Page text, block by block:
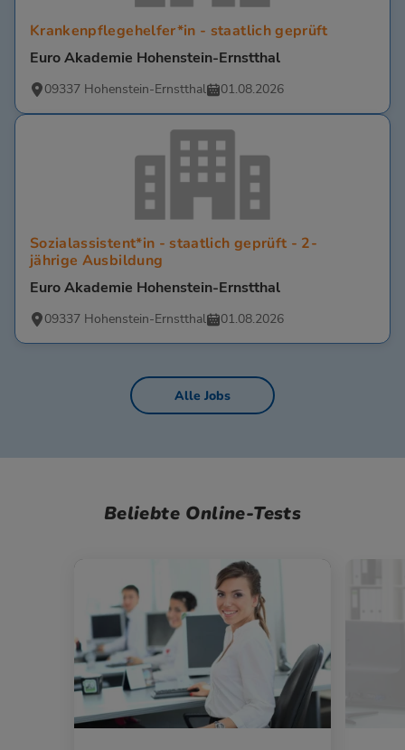
Krankenpflegehelfer*in - staatlich geprüft
Euro Akademie Hohenstein-Ernstthal
09337 Hohenstein-Ernstthal 01.08.2026
Sozialassistent*in - staatlich geprüft - 2-
jährige Ausbildung
Euro Akademie Hohenstein-Ernstthal
09337 Hohenstein-Ernstthal 01.08.2026
Alle Jobs
Beliebte Online-Tests